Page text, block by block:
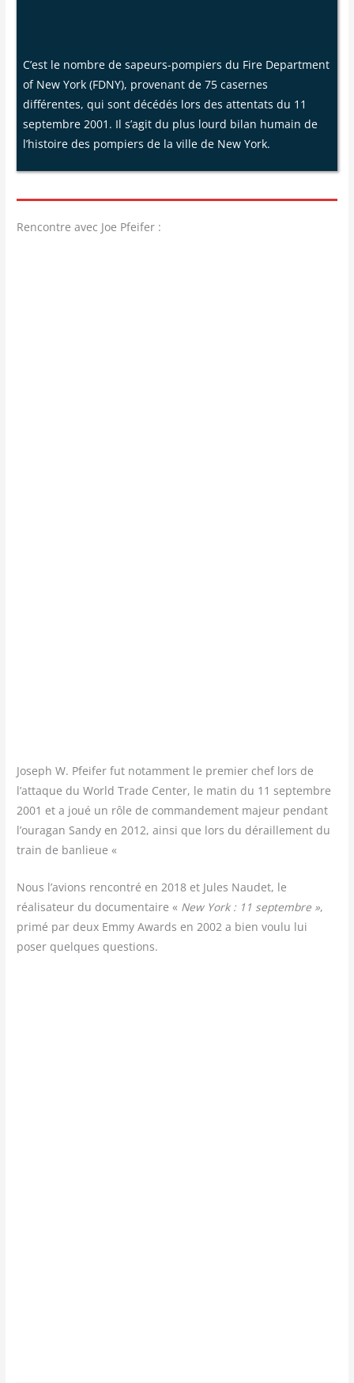
C’est le nombre de sapeurs-pompiers du Fire Department
of New York (FDNY), provenant de 75 casernes
différentes, qui sont décédés lors des attentats du 11
septembre 2001. Il s’agit du plus lourd bilan humain de
l’histoire des pompiers de la ville de New York.
Rencontre avec Joe Pfeifer :
Joseph W. Pfei­fer fut notam­ment le pre­mier chef lors de
l’attaque du World Trade Cen­ter, le matin du 11 sep­tembre
2001 et a joué un rôle de com­man­de­ment majeur pen­dant
l’ouragan San­dy en 2012, ain­si que lors du déraille­ment du
train de banlieue «
Nous l’avions rencontré en 2018 et Jules Naudet, le
réalisateur du documentaire « New York : 11 septembre »,
primé par deux Emmy Awards en 2002 a bien voulu lui
poser quelques questions.